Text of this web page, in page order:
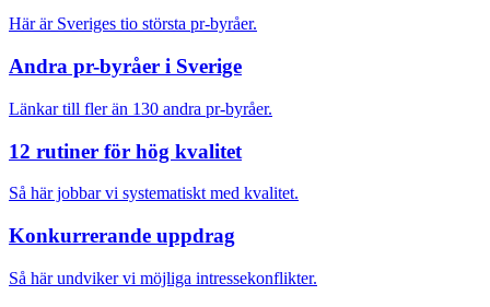
Här är Sveriges tio största pr-byråer.
Andra pr-byråer i Sverige
Länkar till fler än 130 andra pr-byråer.
12 rutiner för hög kvalitet
Så här jobbar vi systematiskt med kvalitet.
Konkurrerande uppdrag
Så här undviker vi möjliga intressekonflikter.